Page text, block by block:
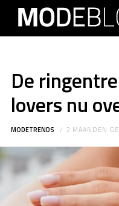
De
lovers nu
MODETRENDS 2 MAANDEN